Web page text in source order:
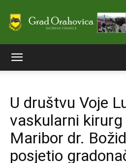
U društvu Voje
vaskularni kirurg
Maribor dr.
posjetio